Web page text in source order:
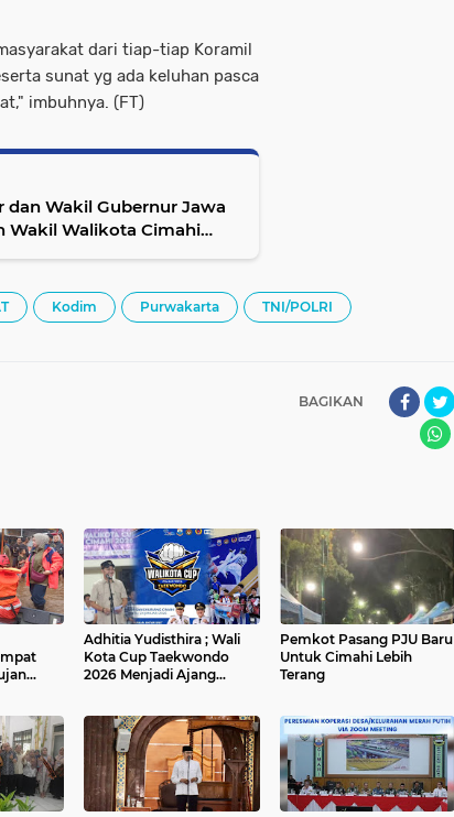
dari tiap-tiap Koramil
sunat yg ada keluhan pasca
imbuhnya. (FT)
dan Wakil Gubernur Jawa
Kodim Purwakarta TNI/POLRI
BAGIKAN
Adhitia Yudisthira ; Wali
Kota Cup Taekwondo
2026 Menjadi Ajang
Pemkot Pasang PJU Baru
Untuk Cimahi Lebih
Terang